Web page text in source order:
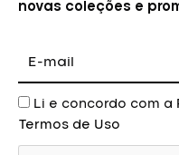
novas coleções e
mail
AceiteLi e concordo com a
Termos de Uso